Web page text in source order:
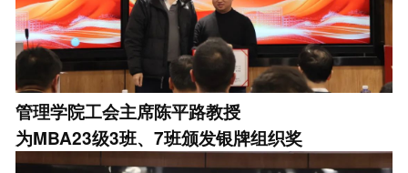
管理学院工会主席陈平路教授
为MBA23级3班、7班颁发银牌组织奖